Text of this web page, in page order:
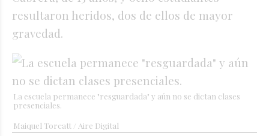
resultaron heridos, dos de ellos de mayor
gravedad.
La escuela permanece "resguardada" y aún no se dictan clases
presenciales.
Maiquel Torcatt / Aire Digital